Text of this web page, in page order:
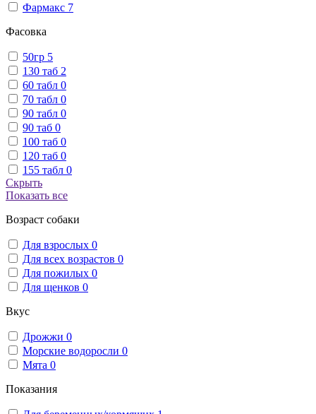
Фармакс 7
Фасовка
50гр 5
130 таб 2
60 табл 0
70 табл 0
90 табл 0
90 таб 0
100 таб 0
120 таб 0
155 табл 0
Скрыть
Показать все
Возраст собаки
Для взрослых 0
Для всех возрастов 0
Для пожилых 0
Для щенков 0
Вкус
Дрожжи 0
Морские водоросли 0
Мята 0
Показания